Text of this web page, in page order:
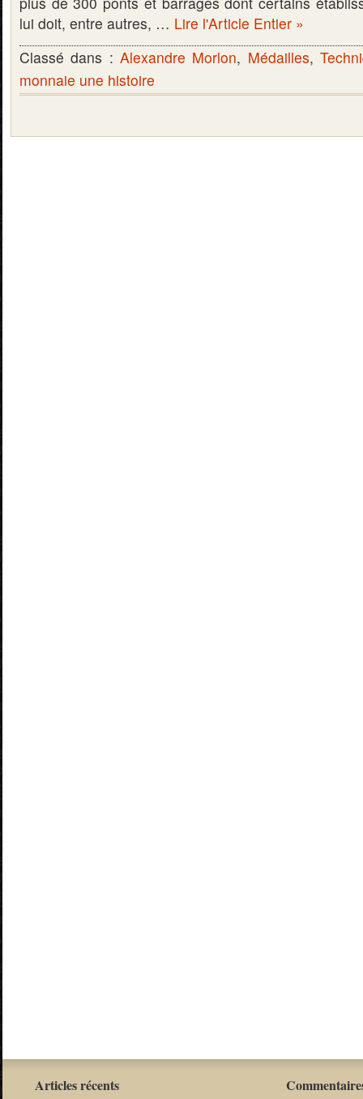
lui doit, entre autres, … Lire l'Article Entier »
Classé dans : Alexandre Morlon, Médailles,
monnaie une histoire
Articles récents